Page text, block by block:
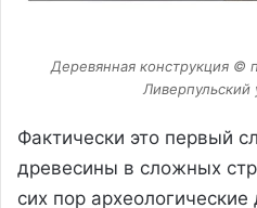
Деревянная конструкция ©
Ливерпульский
Фактически это первый
древесины в сложных
сих пор